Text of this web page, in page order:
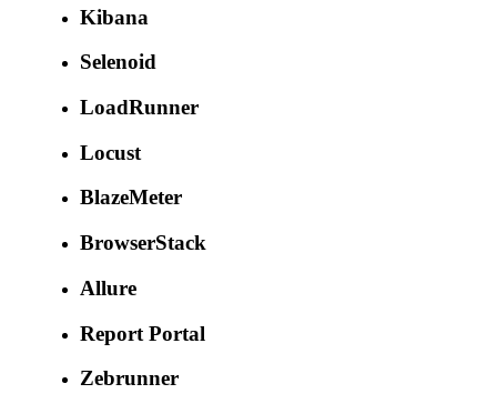
Kibana
Selenoid
LoadRunner
Locust
BlazeMeter
BrowserStack
Allure
Report Portal
Zebrunner